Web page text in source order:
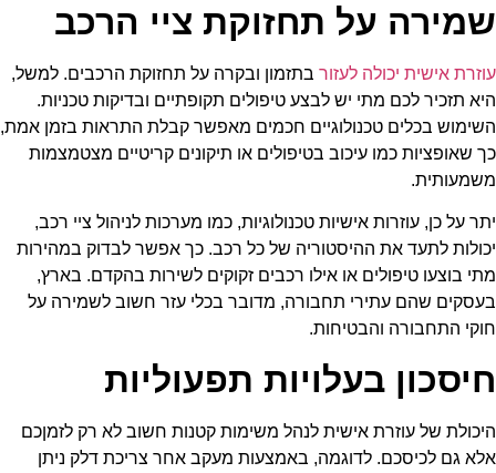
שמירה על תחזוקת ציי הרכב
עוזרת אישית יכולה לעזור בתזמון ובקרה על תחזוקת הרכבים. למשל,
היא תזכיר לכם מתי יש לבצע טיפולים תקופתיים ובדיקות טכניות.
השימוש בכלים טכנולוגיים חכמים מאפשר קבלת התראות בזמן אמת,
כך שאופציות כמו עיכוב בטיפולים או תיקונים קריטיים מצטמצמות
משמעותית.
יתר על כן, עוזרות אישיות טכנולוגיות, כמו מערכות לניהול ציי רכב,
יכולות לתעד את ההיסטוריה של כל רכב. כך אפשר לבדוק במהירות
מתי בוצעו טיפולים או אילו רכבים זקוקים לשירות בהקדם. בארץ,
בעסקים שהם עתירי תחבורה, מדובר בכלי עזר חשוב לשמירה על
חוקי התחבורה והבטיחות.
חיסכון בעלויות תפעוליות
היכולת של עוזרת אישית לנהל משימות קטנות חשוב לא רק לזמןכם
אלא גם לכיסכם. לדוגמה, באמצעות מעקב אחר צריכת דלק ניתן